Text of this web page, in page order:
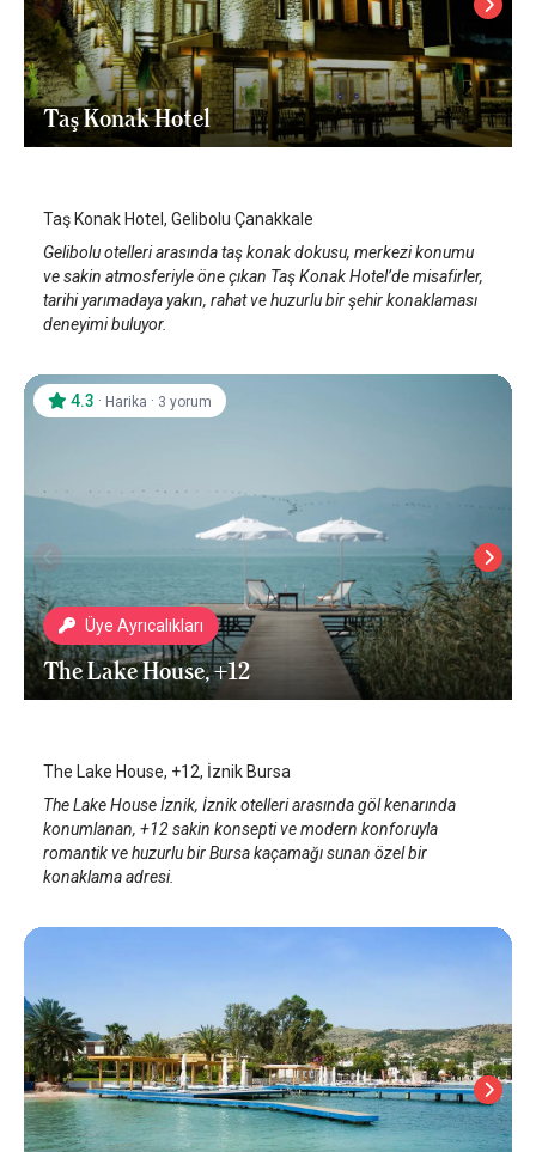
Taş Konak Hotel
Taş Konak Hotel, Gelibolu Çanakkale
Gelibolu otelleri arasında taş konak dokusu, merkezi konumu
ve sakin atmosferiyle öne çıkan Taş Konak Hotel’de misafirler,
tarihi yarımadaya yakın, rahat ve huzurlu bir şehir konaklaması
deneyimi buluyor.
Üye Ayrıcalıkları
The Lake House, +12
4.3 · Harika · 3 yorum
The Lake House, +12, İznik Bursa
The Lake House İznik, İznik otelleri arasında göl kenarında
konumlanan, +12 sakin konsepti ve modern konforuyla
romantik ve huzurlu bir Bursa kaçamağı sunan özel bir
konaklama adresi.